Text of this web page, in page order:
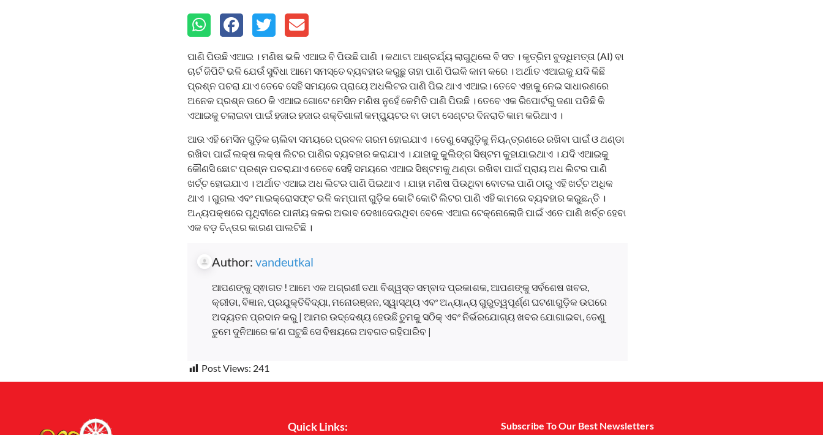
ପାଣି ପିଉଛି ଏଆଇ । ମଣିଷ ଭଳି ଏଆଇ ବି ପିଉଛି ପାଣି । କଥାଟା ଆଶ୍ଚର୍ଯ୍ୟ ଲାଗୁଥିଲେ ବି ସତ । କୃତ୍ରିମ ବୁଦ୍ଧିମତ୍ତା (AI) ବା
ଚାର୍ଟ ଜିପିଟି ଭଳି ଯେଉଁ ସୁବିଧା ଆମେ ସମସ୍ତେ ବ୍ୟବହାର କରୁଛୁ ତାହା ପାଣି ପିଇକି କାମ କରେ । ଅର୍ଥାତ ଏଆଇକୁ ଯଦି କିଛି
ପ୍ରଶ୍ନ ପଚରା ଯାଏ ତେବେ ସେହି ସମୟରେ ପ୍ରାୟେ ଅଧଲିଟର ପାଣି ପିଇ ଥାଏ ଏଆଇ। ତେବେ ଏହାକୁ ନେଇ ସାଧାରଣରେ
ଅନେକ ପ୍ରଶ୍ନ ଉଠେ କି ଏଆଇ ଗୋଟେ ମେସିନ ମଣିଷ ନୁହେଁ କେମିତି ପାଣି ପିଉଛି । ତେବେ ଏକ ରିପୋର୍ଟରୁ ଜଣା ପଡିଛି କି
ଏଆଇକୁ ଚଲାଇବା ପାଇଁ ହଜାର ହଜାର ଶକ୍ତିଶାଳୀ କମ୍ପ୍ୟୁଟର ବା ଡାଟା ସେଣ୍ଟର ଦିନରାତି କାମ କରିଥାଏ ।
ଆଉ ଏହି ମେସିନ ଗୁଡ଼ିକ ଚାଲିବା ସମୟରେ ପ୍ରବଳ ଗରମ ହୋଇଯାଏ । ତେଣୁ ସେଗୁଡ଼ିକୁ ନିୟନ୍ତ୍ରଣରେ ରଖିବା ପାଇଁ ଓ ଥଣ୍ଡା
ରଖିବା ପାଇଁ ଲକ୍ଷ ଲକ୍ଷ ଲିଟର ପାଣିର ବ୍ୟବହାର କରାଯାଏ । ଯାହାକୁ କୁଲିଙ୍ଗ ସିଷ୍ଟମ କୁହାଯାଇଥାଏ । ଯଦି ଏଆଇକୁ
କୌଣସି ଛୋଟ ପ୍ରଶ୍ନ ପଚରାଯାଏ ତେବେ ସେହି ସମୟରେ ଏଆଇ ସିଷ୍ଟମକୁ ଥଣ୍ଡା ରଖିବା ପାଇଁ ପ୍ରାୟ ଅଧ ଲିଟର ପାଣି
ଖର୍ଚ୍ଚ ହୋଇଯାଏ । ଅର୍ଥାତ ଏଆଇ ଅଧ ଲିଟର ପାଣି ପିଇଥାଏ । ଯାହା ମଣିଷ ପିଉଥିବା ବୋତଲ ପାଣି ଠାରୁ ଏହି ଖର୍ଚ୍ଚ ଅଧିକ
ଥାଏ । ଗୁଗଲ ଏବଂ ମାଇକ୍ରୋସଫ୍ଟ ଭଳି କମ୍ପାନୀ ଗୁଡ଼ିକ କୋଟି କୋଟି ଲିଟର ପାଣି ଏହି କାମରେ ବ୍ୟବହାର କରୁଛନ୍ତି ।
ଅନ୍ୟପକ୍ଷରେ ପୃଥିବୀରେ ପାନୀୟ ଜଳର ଅଭାବ ଦେଖାଦେଉଥିବା ବେଳେ ଏଆଇ ଟେକ୍ନୋଲୋଜି ପାଇଁ ଏତେ ପାଣି ଖର୍ଚ୍ଚ ହେବା
ଏକ ବଡ଼ ଚିନ୍ତାର କାରଣ ପାଲଟିଛି ।
Author: vandeutkal
ଆପଣଙ୍କୁ ସ୍ଵାଗତ ! ଆମେ ଏକ ଅଗ୍ରଣୀ ତଥା ବିଶ୍ୱସ୍ତ ସମ୍ବାଦ ପ୍ରକାଶକ, ଆପଣଙ୍କୁ ସର୍ବଶେଷ ଖବର,
କ୍ରୀଡା, ବିଜ୍ଞାନ, ପ୍ରଯୁକ୍ତିବିଦ୍ୟା, ମନୋରଞ୍ଜନ, ସ୍ୱାସ୍ଥ୍ୟ ଏବଂ ଅନ୍ୟାନ୍ୟ ଗୁରୁତ୍ୱପୂର୍ଣ୍ଣ ଘଟଣାଗୁଡ଼ିକ ଉପରେ
ଅଦ୍ୟତନ ପ୍ରଦାନ କରୁ | ଆମର ଉଦ୍ଦେଶ୍ୟ ହେଉଛି ତୁମକୁ ସଠିକ୍ ଏବଂ ନିର୍ଭରଯୋଗ୍ୟ ଖବର ଯୋଗାଇବା, ତେଣୁ
ତୁମେ ଦୁନିଆରେ କ’ଣ ଘଟୁଛି ସେ ବିଷୟରେ ଅବଗତ ରହିପାରିବ |
Post Views: 241
Quick Links: Subscribe To Our Best Newsletters